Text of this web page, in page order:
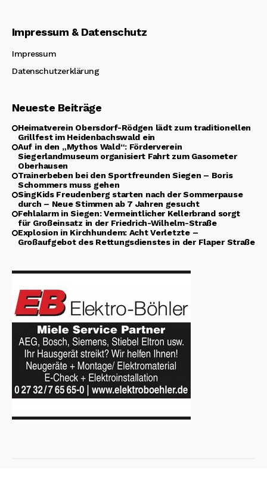
Impressum & Datenschutz
Impressum
Datenschutzerklärung
Neueste Beiträge
Heimatverein Obersdorf-Rödgen lädt zum traditionellen
Grillfest im Heidenbachswald ein
Auf in den „Mythos Wald“: Förderverein
Siegerlandmuseum organisiert Fahrt zum Gasometer
Oberhausen
Trainerbeben bei den Sportfreunden Siegen – Boris
Schommers muss gehen
SingKids Freudenberg starten nach der Sommerpause
durch – Neue Stimmen ab 7 Jahren gesucht
Fehlalarm in Siegen: Vermeintlicher Kellerbrand sorgt
für Großeinsatz in der Friedrich-Wilhelm-Straße
Explosion in Kirchhundem: Acht Verletzte –
Großaufgebot des Rettungsdienstes in der Flaper Straße